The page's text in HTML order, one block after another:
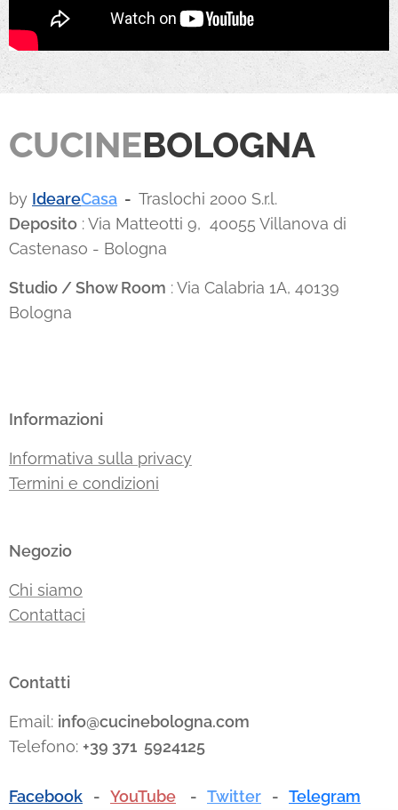
CUCINEBOLOGNA
by IdeareCasa - Traslochi 2000 S.r.l.
Deposito : Via Matteotti 9, 40055 Villanova di
Castenaso - Bologna
Studio / Show Room : Via Calabria 1A, 40139
Bologna
Informazioni
Informativa sulla privacy
Termini e condizioni
Negozio
Chi siamo
Contattaci
Contatti
Email: info@cucinebologna.com
Telefono: +39 371 5924125
Facebook - YouTube - Twitter - Telegram